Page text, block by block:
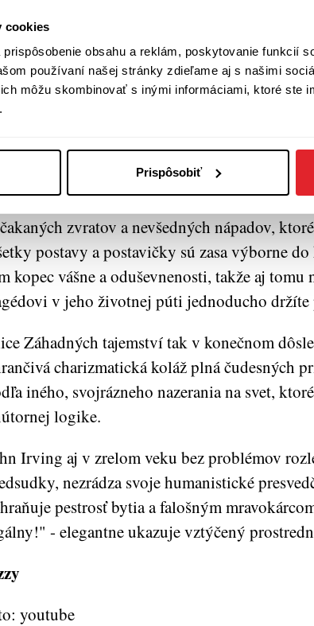
cookies
obsahu a reklám, poskytovanie funkcií
používaní našej stránky zdieľame aj s našimi
môžu skombinovať s inými informáciami, ktoré ste
Prispôsobiť
od Irvinga nejaké revolučné prevraty je
štýl je rokmi presne zadefinovaný a pevne
Zlé jazyky dokonca môžu tvrdiť, že
a motá sa v bludnom kruhu stagnácie,
práce. Fajn, ale čo, keď je to
Stále je to vynikajúco premyslené,
plné najrôznejších jemností,
zvratov a nevšedných nápadov,
postavy a postavičky sú zasa výborne
kopec vášne a oduševnenosti, takže aj tomu
v jeho životnej púti jednoducho držíte
Záhadných tajemství tak v konečnom
charizmatická koláž plná čudesných
iného, svojrázneho nazerania na svet,
logike.
Irving aj v zrelom veku bez problémov
nezrádza svoje humanistické
pestrosť bytia a falošným
- elegantne ukazuje vztýčený
youtube